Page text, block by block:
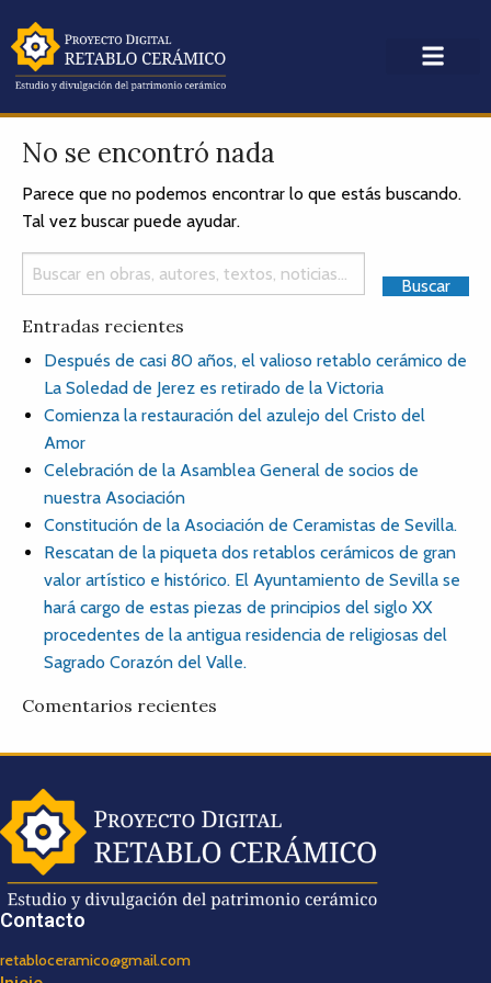
No se encontró nada
Parece que no podemos encontrar lo que estás buscando.
Tal vez buscar puede ayudar.
Entradas recientes
Después de casi 80 años, el valioso retablo cerámico de
La Soledad de Jerez es retirado de la Victoria
Comienza la restauración del azulejo del Cristo del
Amor
Celebración de la Asamblea General de socios de
nuestra Asociación
Constitución de la Asociación de Ceramistas de Sevilla.
Rescatan de la piqueta dos retablos cerámicos de gran
valor artístico e histórico. El Ayuntamiento de Sevilla se
hará cargo de estas piezas de principios del siglo XX
procedentes de la antigua residencia de religiosas del
Sagrado Corazón del Valle.
Comentarios recientes
Contacto
retabloceramico@gmail.com